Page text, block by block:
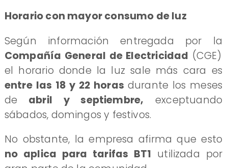
Horario con mayor consumo de luz
Según información entregada por la
Compañía General de Electricidad (CGE)
el horario donde la luz sale más cara es
entre las 18 y 22 horas durante los meses
de abril y septiembre, exceptuando
sábados, domingos y festivos.
No obstante, la empresa afirma que esto
no aplica para tarifas BT1 utilizada por